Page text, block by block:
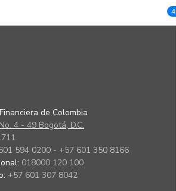
de Colombia
4 - 49 Bogotá, D.C.
594 0200 - +57 601 350 8166
018000 120 100
+57 601 307 8042